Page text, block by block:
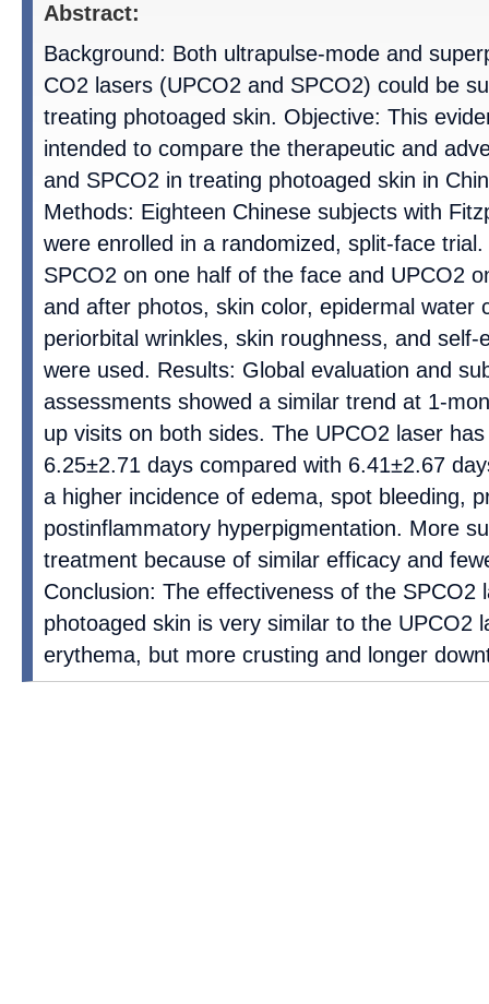
Abstract:
Background: Both ultrapulse-mode and
CO2 lasers (UPCO2 and SPCO2) could be
treating photoaged skin. Objective: This
intended to compare the therapeutic and
and SPCO2 in treating photoaged skin in
Methods: Eighteen Chinese subjects with
were enrolled in a randomized, split-face
SPCO2 on one half of the face and UPCO2
and after photos, skin color, epidermal water
periorbital wrinkles, skin roughness, and self-
were used. Results: Global evaluation and
assessments showed a similar trend at 1-
up visits on both sides. The UPCO2 laser
6.25±2.71 days compared with 6.41±2.67
a higher incidence of edema, spot bleeding,
postinflammatory hyperpigmentation. More
treatment because of similar efficacy and
Conclusion: The effectiveness of the SPCO2
photoaged skin is very similar to the UPCO2
erythema, but more crusting and longer